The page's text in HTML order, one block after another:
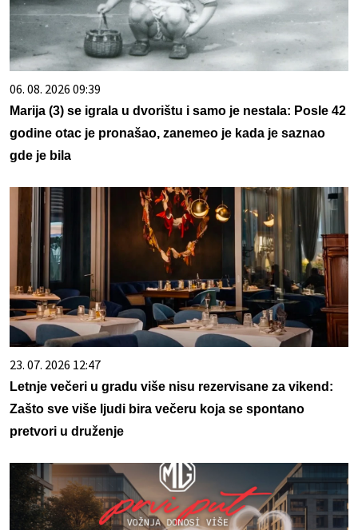
06. 08. 2026 09:39
Marija (3) se igrala u dvorištu i samo je nestala: Posle 42
godine otac je pronašao, zanemeo je kada je saznao
gde je bila
23. 07. 2026 12:47
Letnje večeri u gradu više nisu rezervisane za vikend:
Zašto sve više ljudi bira večeru koja se spontano
pretvori u druženje